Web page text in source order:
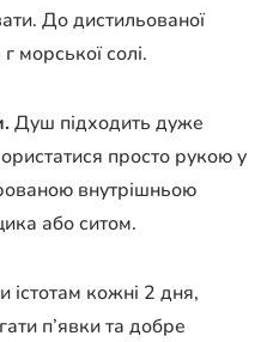
До дистильованої
морської солі.
Душ підходить дуже
просто рукою у
внутрішньою
або ситом.
істотам кожні 2 дня,
п’явки та добре